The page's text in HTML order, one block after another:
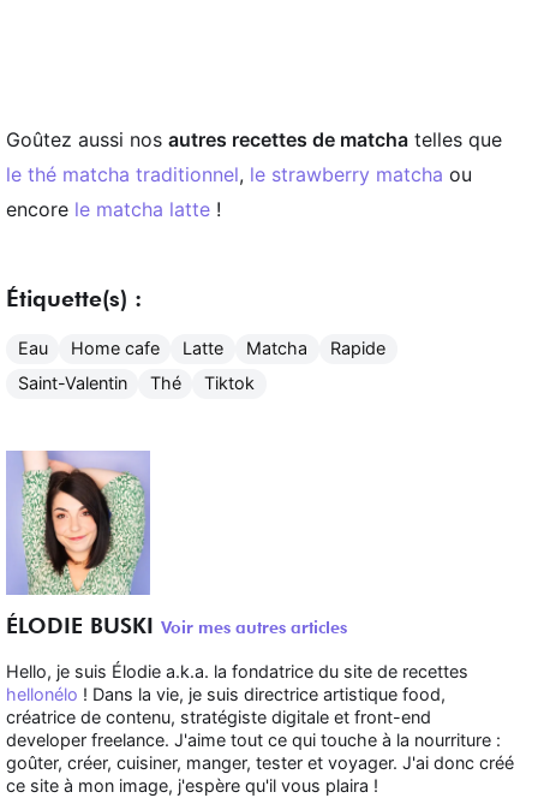
Goûtez aussi nos autres recettes de matcha telles que
le thé matcha traditionnel, le strawberry matcha ou
encore le matcha latte !
Étiquette(s) :
Eau Home cafe Latte Matcha
Rapide
Saint-Valentin
Thé Tiktok
ÉLODIE BUSKI Voir mes autres articles
Hello, je suis Élodie a.k.a. la fondatrice du site de recettes
hellonélo ! Dans la vie, je suis directrice artistique food,
créatrice de contenu, stratégiste digitale et front-end
developer freelance. J'aime tout ce qui touche à la nourriture :
goûter, créer, cuisiner, manger, tester et voyager. J'ai donc créé
ce site à mon image, j'espère qu'il vous plaira !